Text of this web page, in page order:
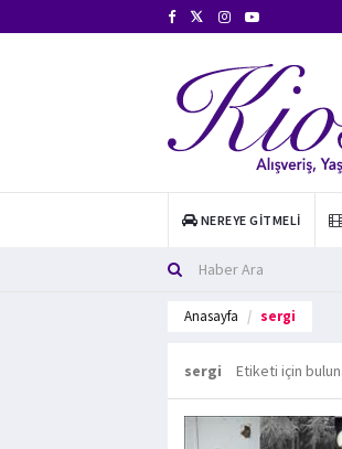
NEREYE GITMELI
Anasayfa sergi
sergi Etiketi için